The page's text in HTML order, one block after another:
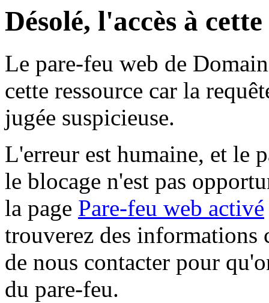
Désolé, l'accès à
Le pare-feu web de
cette ressource car la
jugée suspicieuse.
L'erreur est humaine, et le
le blocage n'est pas
la page Pare-feu web activé
trouverez des informations
de nous contacter pour
du pare-feu.